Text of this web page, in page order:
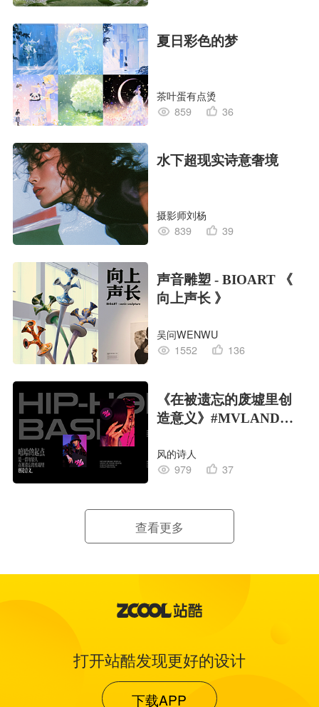
夏日彩色的梦
茶叶蛋有点烫
859
36
水下超现实诗意奢境
摄影师刘杨
839
39
声音雕塑 - BIOART 《
向上声长 》
吴问WENWU
1552
136
《在被遗忘的废墟里创
造意义》#MVLAND嘻
风的诗人
979
37
查看更多
打开站酷发现更好的设计
下载APP